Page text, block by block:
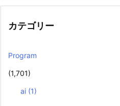
カテゴリー
Program
(1,701)
ai (1)